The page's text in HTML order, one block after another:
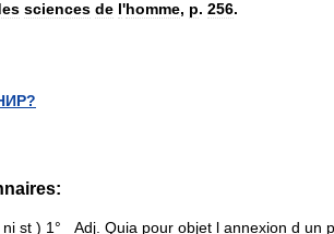
sciences de l'homme, p. 256.
st ) 1° Adj. Quia pour objet l annexion d un